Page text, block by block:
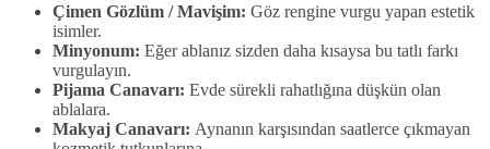
Çimen Gözlüm / Mavişim: Göz rengine vurgu yapan estetik
isimler.
Minyonum: Eğer ablanız sizden daha kısaysa bu tatlı farkı
vurgulayın.
Pijama Canavarı: Evde sürekli rahatlığına düşkün olan
ablalara.
Makyaj Canavarı: Aynanın karşısından saatlerce çıkmayan